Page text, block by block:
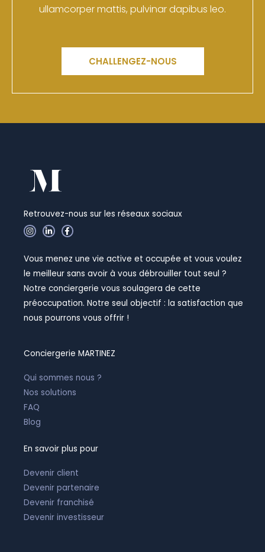
ullamcorper mattis, pulvinar dapibus leo.
CHALLENGEZ-NOUS
Retrouvez-nous sur les réseaux sociaux
I
n
a
r
m
L
i
e
i
-
n
F
a
b
o
k
-
f
Vous menez une vie active et occupée et vous voulez
le meilleur sans avoir à vous débrouiller tout seul ?
Notre conciergerie vous soulagera de cette
préoccupation. Notre seul objectif : la satisfaction que
nous pourrons vous offrir !
Conciergerie MARTINEZ
Qui sommes nous ?
Nos solutions
FAQ
Blog
En savoir plus pour
Devenir client
Devenir partenaire
Devenir franchisé
Devenir investisseur